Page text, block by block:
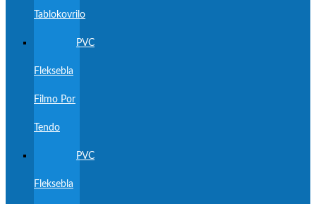
Tablokovrilo
PVC
Fleksebla
Filmo Por
Tendo
PVC
Fleksebla